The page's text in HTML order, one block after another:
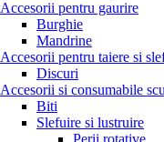
Accesorii pentru gaurire
Burghie
Mandrine
Accesorii pentru taiere si
Discuri
Accesorii si consumabile
Biti
Slefuire si lustruire
Perii rotative